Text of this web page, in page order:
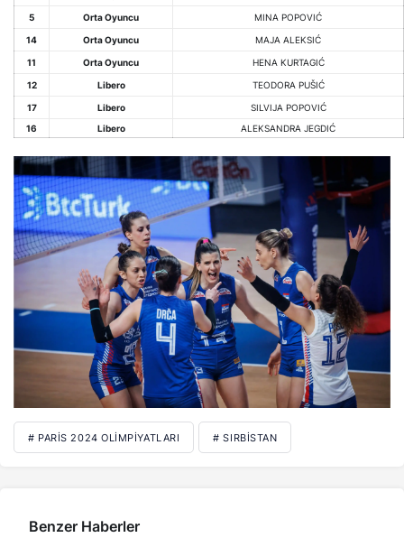
5 Orta Oyuncu MINA POPOVIĆ
14 Orta Oyuncu MAJA ALEKSIĆ
11 Orta Oyuncu HENA KURTAGIĆ
12 Libero TEODORA PUŠIĆ
17 Libero
SILVIJA POPOVIĆ
16
Libero ALEKSANDRA JEGDIĆ
# PARIS 2024 OLIMPIYATLARI # SIRBISTAN
Benzer Haberler